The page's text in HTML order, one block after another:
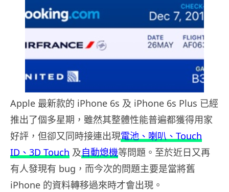
Apple 最新款的 iPhone 6s 及 iPhone 6s Plus 已經
推出了個多星期，雖然其整體性能普遍都獲得用家
好評，但卻又同時接連出現電池、喇叭、Touch
ID、3D Touch 及自動熄機等問題。至於近日又再
有人發現有 bug，而今次的問題主要是當將舊
iPhone 的資料轉移過來時才會出現。